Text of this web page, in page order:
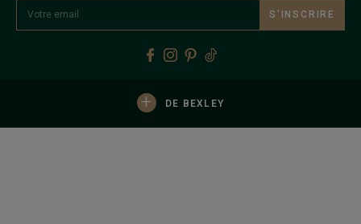
S’INSCRIRE
+ DE BEXLEY